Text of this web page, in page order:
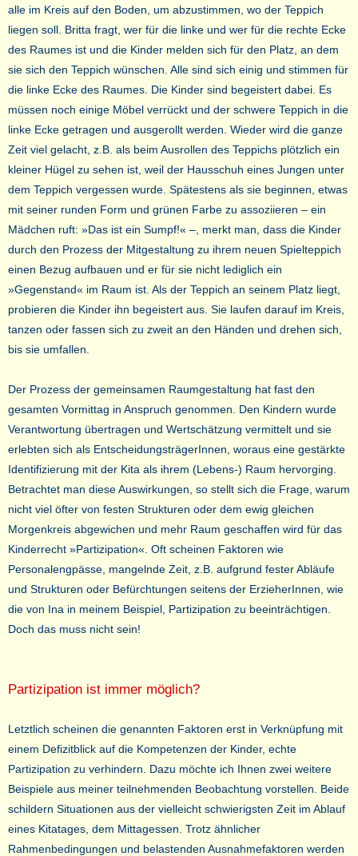
alle im Kreis auf den Boden, um abzustimmen, wo der Teppich
liegen soll. Britta fragt, wer für die linke und wer für die rechte Ecke
des Raumes ist und die Kinder melden sich für den Platz, an dem
sie sich den Teppich wünschen. Alle sind sich einig und stimmen für
die linke Ecke des Raumes. Die Kinder sind begeistert dabei. Es
müssen noch einige Möbel verrückt und der schwere Teppich in die
linke Ecke getragen und ausgerollt werden. Wieder wird die ganze
Zeit viel gelacht, z.B. als beim Ausrollen des Teppichs plötzlich ein
kleiner Hügel zu sehen ist, weil der Hausschuh eines Jungen unter
dem Teppich vergessen wurde. Spätestens als sie beginnen, etwas
mit seiner runden Form und grünen Farbe zu assoziieren – ein
Mädchen ruft: »Das ist ein Sumpf!« –, merkt man, dass die Kinder
durch den Prozess der Mitgestaltung zu ihrem neuen Spielteppich
einen Bezug aufbauen und er für sie nicht lediglich ein
»Gegenstand« im Raum ist. Als der Teppich an seinem Platz liegt,
probieren die Kinder ihn begeistert aus. Sie laufen darauf im Kreis,
tanzen oder fassen sich zu zweit an den Händen und drehen sich,
bis sie umfallen.
Der Prozess der gemeinsamen Raumgestaltung hat fast den
gesamten Vormittag in Anspruch genommen. Den Kindern wurde
Verantwortung übertragen und Wertschätzung vermittelt und sie
erlebten sich als EntscheidungsträgerInnen, woraus eine gestärkte
Identifizierung mit der Kita als ihrem (Lebens-) Raum hervorging.
Betrachtet man diese Auswirkungen, so stellt sich die Frage, warum
nicht viel öfter von festen Strukturen oder dem ewig gleichen
Morgenkreis abgewichen und mehr Raum geschaffen wird für das
Kinderrecht »Partizipation«. Oft scheinen Faktoren wie
Personalengpässe, mangelnde Zeit, z.B. aufgrund fester Abläufe
und Strukturen oder Befürchtungen seitens der ErzieherInnen, wie
die von Ina in meinem Beispiel, Partizipation zu beeinträchtigen.
Doch das muss nicht sein!
Partizipation ist immer möglich?
Letztlich scheinen die genannten Faktoren erst in Verknüpfung mit
einem Defizitblick auf die Kompetenzen der Kinder, echte
Partizipation zu verhindern. Dazu möchte ich Ihnen zwei weitere
Beispiele aus meiner teilnehmenden Beobachtung vorstellen. Beide
schildern Situationen aus der vielleicht schwierigsten Zeit im Ablauf
eines Kitatages, dem Mittagessen. Trotz ähnlicher
Rahmenbedingungen und belastenden Ausnahmefaktoren werden